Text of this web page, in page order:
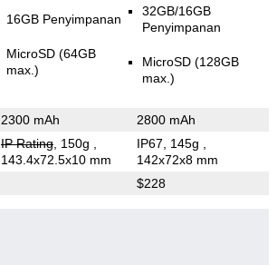
16GB Penyimpanan
MicroSD (64GB
max.)
32GB/16GB
Penyimpanan
MicroSD (128GB
max.)
2300 mAh 2800 mAh
IP Rating, 150g
143.4x72.5x10 mm
IP67, 145g
142x72x8 mm
$228